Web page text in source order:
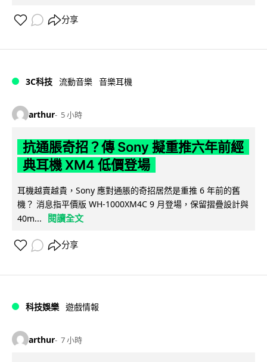
分享
3C科技 流動音樂 音樂耳機
arthur 5 小時
抗通脹奇招？傳 Sony 擬重推六年前經
典耳機 XM4 低價登場
耳機越賣越貴，Sony 應對通脹的奇招居然是重推 6 年前的舊
機？ 消息指平價版 WH-1000XM4C 9 月登場，保留摺疊設計與
40m...
閱讀全文
分享
科技娛樂 遊戲情報
arthur 7 小時